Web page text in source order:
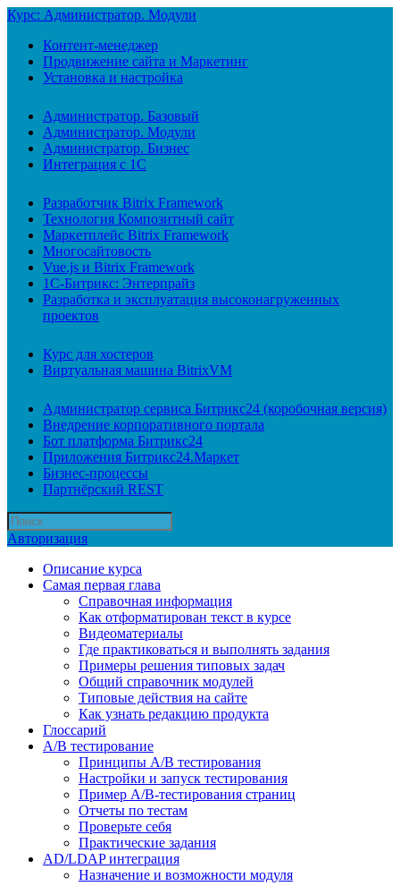
Курс: Администратор. Модули
Контент-менеджер
Продвижение сайта и Маркетинг
Установка и настройка
Администратор. Базовый
Администратор. Модули
Администратор. Бизнес
Интеграция с 1С
Разработчик Bitrix Framework
Технология Композитный сайт
Маркетплейс Bitrix Framework
Многосайтовость
Vue.js и Bitrix Framework
1С-Битрикс: Энтерпрайз
Разработка и эксплуатация высоконагруженных
проектов
Курс для хостеров
Виртуальная машина BitrixVM
Администратор сервиса Битрикс24 (коробочная версия)
Внедрение корпоративного портала
Бот платформа Битрикс24
Приложения Битрикс24.Маркет
Бизнес-процессы
Партнёрский REST
Авторизация
Описание курса
Самая первая глава
Справочная информация
Как отформатирован текст в курсе
Видеоматериалы
Где практиковаться и выполнять задания
Примеры решения типовых задач
Общий справочник модулей
Типовые действия на сайте
Как узнать редакцию продукта
Глоссарий
A/B тестирование
Принципы A/B тестирования
Настройки и запуск тестирования
Пример A/B-тестирования страниц
Отчеты по тестам
Проверьте себя
Практические задания
AD/LDAP интеграция
Назначение и возможности модуля